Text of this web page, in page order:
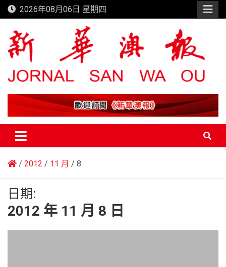
Skip
to
content
2026年08月06日 星期四
新華澳報
2012 11 月 8
日期:
2012 年 11 月 8 日